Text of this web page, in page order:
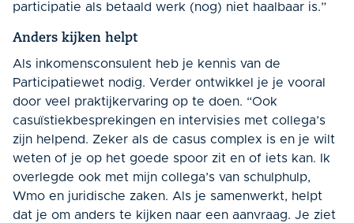
participatie als betaald werk (nog) niet haalbaar is.”
Anders kijken helpt
Als inkomensconsulent heb je kennis van de
Participatiewet nodig. Verder ontwikkel je je vooral
door veel praktijkervaring op te doen. “Ook
casuïstiekbesprekingen en intervisies met collega’s
zijn helpend. Zeker als de casus complex is en je wilt
weten of je op het goede spoor zit en of iets kan. Ik
overlegde ook met mijn collega’s van schulphulp,
Wmo en juridische zaken. Als je samenwerkt, helpt
dat je om anders te kijken naar een aanvraag. Je ziet